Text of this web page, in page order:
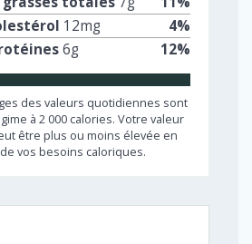
12mg 4%
6g 12%
des valeurs quotidiennes sont
à 2 000 calories. Votre valeur
être plus ou moins élevée en
vos besoins caloriques.